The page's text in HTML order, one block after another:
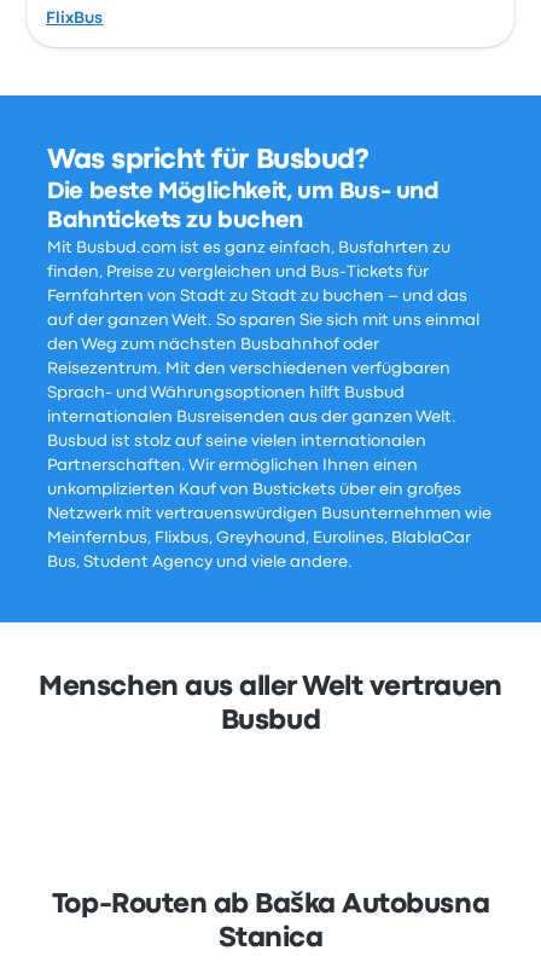
FlixBus
Was spricht für Busbud?
Die beste Möglichkeit, um Bus- und
Bahntickets zu buchen
Mit Busbud.com ist es ganz einfach, Busfahrten zu
finden, Preise zu vergleichen und Bus-Tickets für
Fernfahrten von Stadt zu Stadt zu buchen – und das
auf der ganzen Welt. So sparen Sie sich mit uns einmal
den Weg zum nächsten Busbahnhof oder
Reisezentrum. Mit den verschiedenen verfügbaren
Sprach- und Währungsoptionen hilft Busbud
internationalen Busreisenden aus der ganzen Welt.
Busbud ist stolz auf seine vielen internationalen
Partnerschaften. Wir ermöglichen Ihnen einen
unkomplizierten Kauf von Bustickets über ein großes
Netzwerk mit vertrauenswürdigen Busunternehmen wie
Meinfernbus, Flixbus, Greyhound, Eurolines, BlablaCar
Bus, Student Agency und viele andere.
Menschen aus aller Welt vertrauen
Busbud
Top-Routen ab Baška Autobusna
Stanica